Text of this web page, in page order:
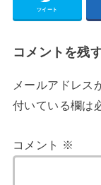
ツイート
コメントを残
メールアドレス
付いている欄は
コメント ※